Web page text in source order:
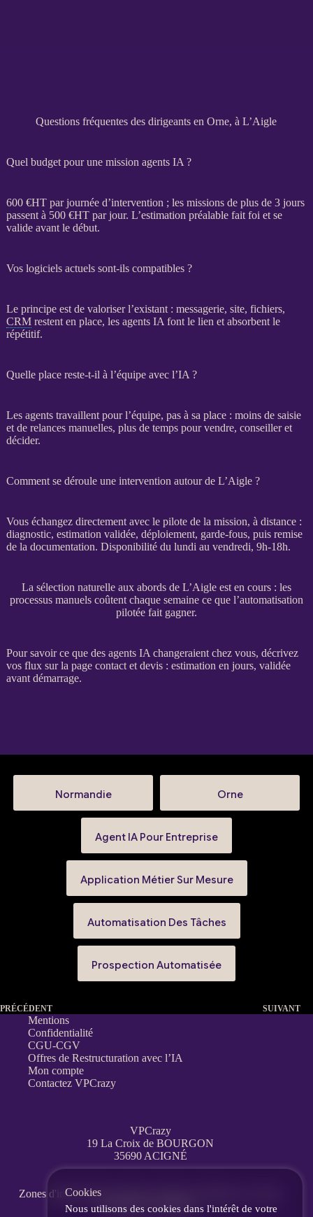
Questions fréquentes des dirigeants en Orne, à L’Aigle
Quel budget pour une mission agents IA ?
600 €HTpar journée d’intervention ; les missionsde plus de 3 jours
passent à 500 €HTpar jour. L’estimation préalable fait foi et se
valide avant le début.
Vos logiciels actuels sont-ils compatibles ?
Le principe est de valoriser l’existant : messagerie, site, fichiers,
CRMrestent en place, les agents IA font le lien et absorbent le
répétitif.
Quelle place reste-t-il à l’équipe avec l’IA ?
Les agentstravaillent pour l’équipe, pas à sa place : moins de saisie
et de relancesmanuelles, plus de temps pour vendre, conseiller et
décider.
Comment se déroule une intervention autour de L’Aigle ?
Vous échangez directement avec le pilote de la mission, à distance :
diagnostic, estimation validée, déploiement, garde-fous, puis remise
de la documentation. Disponibilité du lundi au vendredi, 9h-18h.
La sélection naturelle aux abords de L’Aigle est en cours : les
processus manuels coûtent chaque semaine ce que l’automatisation
pilotée fait gagner.
Pour savoir ce que des agents IA changeraient chez vous, décrivez
vos fluxsur la page contact et devis: estimation en jours, validée
avant démarrage.
Normandie Orne
Agent IA Pour Entreprise
Application Métier Sur Mesure
Automatisation Des Tâches
Prospection Automatisée
PRÉCÉDENT SUIVANT
Mentions
Confidentialité
CGU-CGV
Offres de Restructuration avec l’IA
Mon compte
Contactez VPCrazy
VPCrazy
19 La Croix de BOURGON
35690 ACIGNÉ
Zones d'interventions partout en France
messagerie, téléphone.
Cookies
Nous utilisons des cookies dans l'intérêt de votre